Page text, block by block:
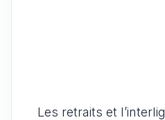
Les retraits et